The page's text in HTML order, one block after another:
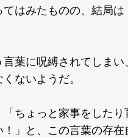
はみたものの、結局
葉に呪縛されてしまい
ないようだ。
ちょっと家事をした
」と、この言葉の存